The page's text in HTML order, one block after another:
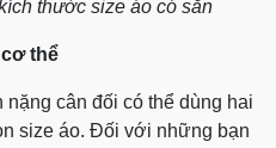
thước size áo có sẵn
thể
cân đối có thể dùng hai
size áo. Đối với những bạn